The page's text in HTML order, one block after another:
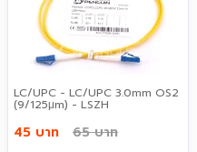
LC/UPC - LC/UPC 3.0mm OS2
(9/125μm) - LSZH
45 บาท 65 บาท